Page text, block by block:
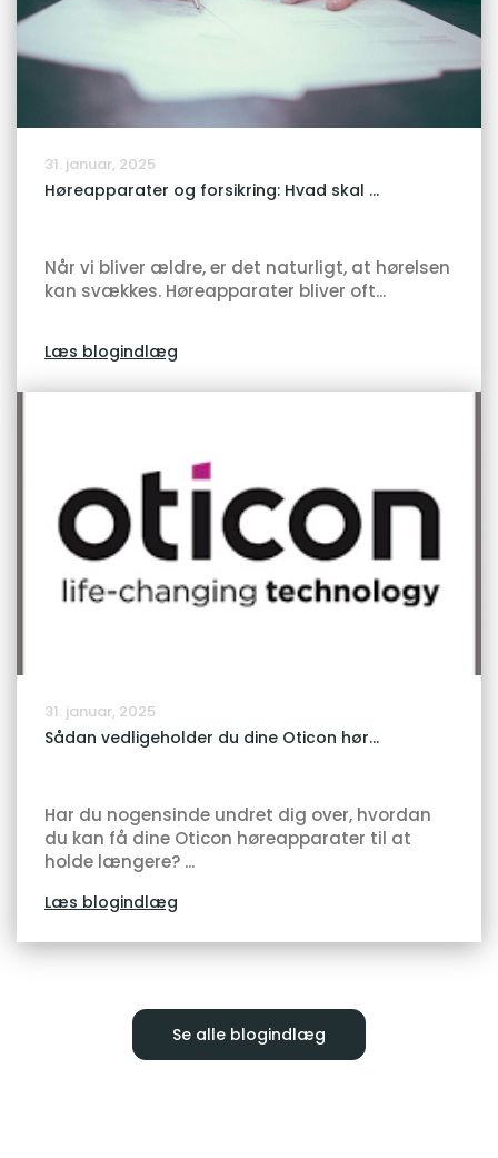
31. januar, 2025
Høreapparater og forsikring: Hvad skal ...
Når vi bliver ældre, er det naturligt, at hørelsen
kan svækkes. Høreapparater bliver oft...
Læs blogindlæg
31. januar, 2025
Sådan vedligeholder du dine Oticon hør...
Har du nogensinde undret dig over, hvordan
du kan få dine Oticon høreapparater til at
holde længere? ...
Læs blogindlæg
Se alle blogindlæg